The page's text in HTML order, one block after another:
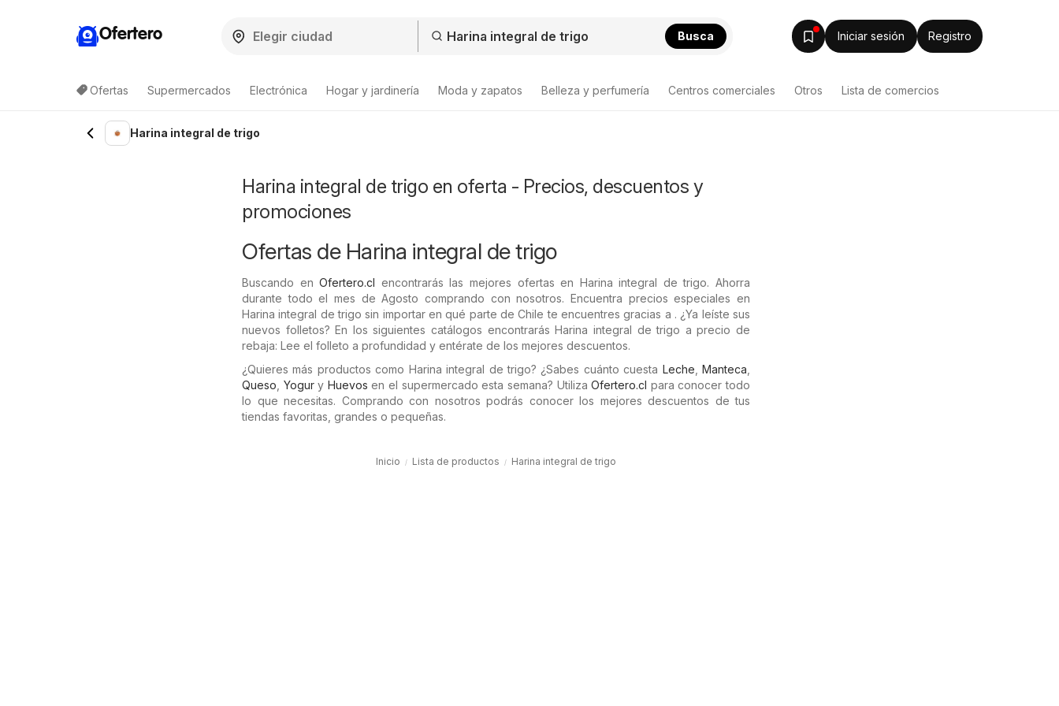
Ofertero Busca Iniciar sesión Registro
Ofertas Supermercados Electrónica Hogar y jardinería Moda y zapatos Belleza y perfumería Centros comerciales Otros Lista de comercios
Lista de productosHarina integral de trigo
Harina integral de trigo en oferta - Precios, descuentos y
promociones
Ofertas de Harina integral de trigo
Buscando enOfertero.cl encontrarás las mejores ofertas en Harina integral de trigo. Ahorra
durante todo el mes de Agosto comprando con nosotros. Encuentra precios especiales en
Harina integral de trigo sin importar en qué parte de Chile te encuentres gracias a . ¿Ya leíste sus
nuevos folletos? En los siguientes catálogos encontrarás Harina integral de trigo a precio de
rebaja: Lee el folleto a profundidad y entérate de los mejores descuentos.
¿Quieres más productos como Harina integral de trigo? ¿Sabes cuánto cuesta Leche ,Manteca
Queso Yogury Huevos en el supermercado esta semana? UtilizaOfertero.cl para conocer todo
lo que necesitas. Comprando con nosotros podrás conocer los mejores descuentos de tus
tiendas favoritas, grandes o pequeñas.
Inicio Lista de productos Harina integral de trigo